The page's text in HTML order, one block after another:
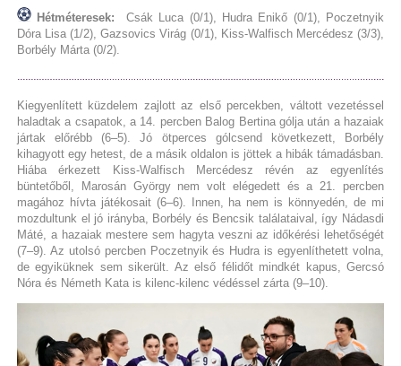
Hétméteresek:
Csák Luca (0/1), Hudra Enikő (0/1), Poczetnyik
Dóra Lisa (1/2), Gazsovics Virág (0/1), Kiss-Walfisch Mercédesz (3/3),
Borbély Márta (0/2).
Kiegyenlített küzdelem zajlott az első percekben, váltott vezetéssel
haladtak a csapatok, a 14. percben Balog Bertina gólja után a hazaiak
jártak előrébb (6–5). Jó ötperces gólcsend következett, Borbély
kihagyott egy hetest, de a másik oldalon is jöttek a hibák támadásban.
Hiába érkezett Kiss-Walfisch Mercédesz révén az egyenlítés
büntetőből, Marosán György nem volt elégedett és a 21. percben
magához hívta játékosait (6–6). Innen, ha nem is könnyedén, de mi
mozdultunk el jó irányba, Borbély és Bencsik találataival, így Nádasdi
Máté, a hazaiak mestere sem hagyta veszni az időkérési lehetőségét
(7–9). Az utolsó percben Poczetnyik és Hudra is egyenlíthetett volna,
de egyiküknek sem sikerült. Az első félidőt mindkét kapus, Gercsó
Nóra és Németh Kata is kilenc-kilenc védéssel zárta (9–10).